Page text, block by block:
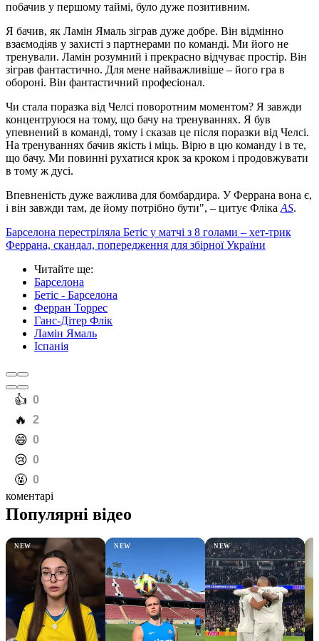
побачив у першому таймі, було дуже позитивним.
Я бачив, як Ламін Ямаль зіграв дуже добре. Він відмінно
взаємодіяв у захисті з партнерами по команді. Ми його не
тренували. Ламін розумний і прекрасно відчуває простір. Він
зіграв фантастично. Для мене найважливіше – його гра в
обороні. Він фантастичний професіонал.
Чи стала поразка від Челсі поворотним моментом? Я завжди
концентруюся на тому, що бачу на тренуваннях. Я був
упевнений в команді, тому і сказав це після поразки від Челсі.
На тренуваннях бачив якість і міць. Вірю в цю команду і в те,
що бачу. Ми повинні рухатися крок за кроком і продовжувати
в тому ж дусі.
Впевненість дуже важлива для бомбардира. У Феррана вона є,
і він завжди там, де йому потрібно бути", – цитує Фліка AS.
Барселона перестріляла Бетіс у матчі з 8 голами – хет-трик
Феррана, скандал, попередження для збірної України
Читайте ще:
Барселона
Бетіс - Барселона
Ферран Торрес
Ганс-Дітер Флік
Ламін Ямаль
Іспанія
️👍 0
️🔥 2
️😄 0
️😢 0
️🤬 0
коментарі